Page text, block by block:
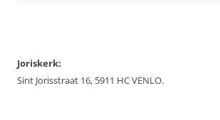
Joriskerk:
Sint Jorisstraat 16, 5911 HC VENLO.